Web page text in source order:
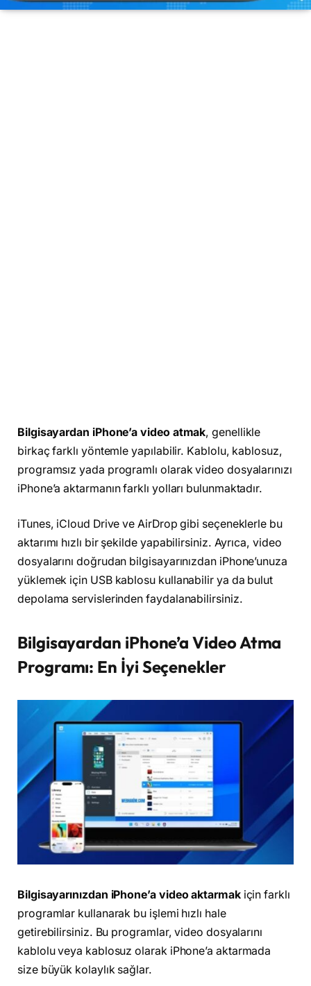
Bilgisayardan iPhone’a video atmak, genellikle
birkaç farklı yöntemle yapılabilir. Kablolu, kablosuz,
programsız yada programlı olarak video dosyalarınızı
iPhone’a aktarmanın farklı yolları bulunmaktadır.
iTunes, iCloud Drive ve AirDrop gibi seçeneklerle bu
aktarımı hızlı bir şekilde yapabilirsiniz. Ayrıca, video
dosyalarını doğrudan bilgisayarınızdan iPhone’unuza
yüklemek için USB kablosu kullanabilir ya da bulut
depolama servislerinden faydalanabilirsiniz.
Bilgisayardan iPhone’a Video Atma
Programı: En İyi Seçenekler
Bilgisayarınızdan iPhone’a video aktarmak için farklı
programlar kullanarak bu işlemi hızlı hale
getirebilirsiniz. Bu programlar, video dosyalarını
kablolu veya kablosuz olarak iPhone’a aktarmada
size büyük kolaylık sağlar.